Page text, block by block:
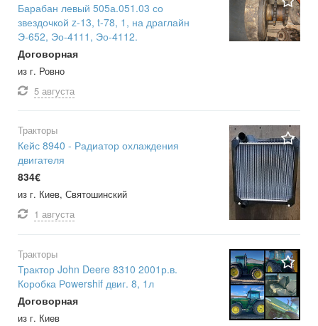
Барабан левый 505а.051.03 со
звездочкой z-13, t-78, 1, на драглайн
Э-652, Эо-4111, Эо-4112.
Договорная
из г. Ровно
5 августа
Тракторы
Кейс 8940 - Радиатор охлаждения
двигателя
834€
из г. Киев, Святошинский
1 августа
Тракторы
Трактор John Deere 8310 2001р.в.
Коробка Рowershif двиг. 8, 1л
Договорная
из г. Киев